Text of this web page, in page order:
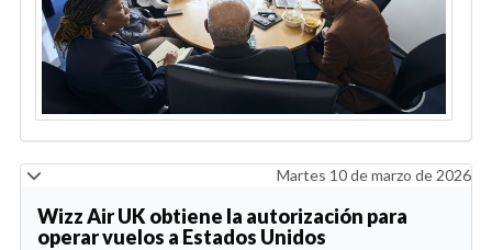
Martes 10 de marzo de 2026
Wizz Air UK obtiene la autorización para
operar vuelos a Estados Unidos